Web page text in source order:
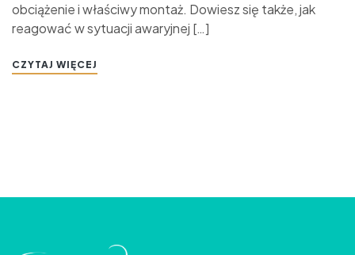
obciążenie i właściwy montaż. Dowiesz się także, jak
reagować w sytuacji awaryjnej […]
CZYTAJ WIĘCEJ